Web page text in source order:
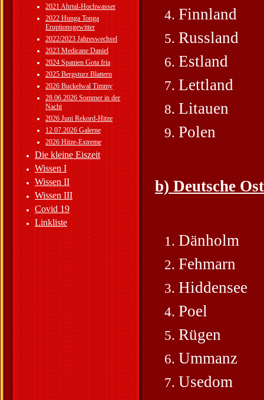
2021 Ahrtal-Hochwasser
2022 Hunga Tonga
Eruptionsgewitter
2022/2023 Jahreswechsel
2023 Medicane Daniel
2024 Spanien Gota fria
2025 Bergsturz Blattern
2026 Buckelwal Timmy
28.06.2026 Sommer in der
Nacht
2026 Juni Rekord-Hitze
12.07.2026 Galerne
2026 Hitze-Extreme
Die kleine Eiszeit
Wissen I
Wissen II
Wissen III
Covid 19
Linkliste
Finnland
Russland
Estland
Lettland
Litauen
Polen
b) Deutsche
Dänholm
Fehmarn
Hiddensee
Poel
Rügen
Ummanz
Usedom